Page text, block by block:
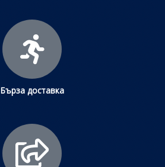
Бърза доставка